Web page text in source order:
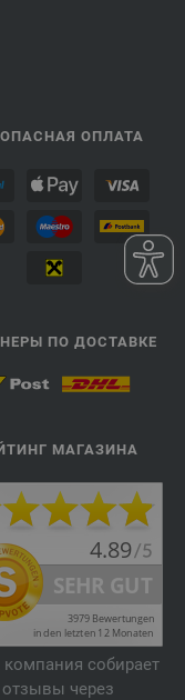
ОПЛАТА
ПО ДОСТАВКЕ
МАГАЗИНА
собирает
отзывы через